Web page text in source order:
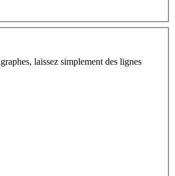
laissez simplement des lignes